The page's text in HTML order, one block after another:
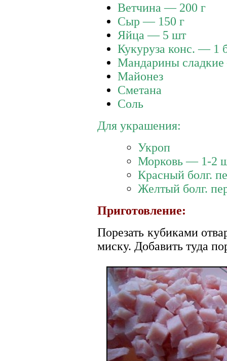
Ветчина — 200 г
Сыр — 150 г
Яйца — 5 шт
Кукуруза конс. — 1
Мандарины
Майонез
Сметана
Соль
Для украшения:
Укроп
Морковь — 1-2
Красный болг.
Желтый болг.
Приготовление:
Порезать кубиками
миску. Добавить туда